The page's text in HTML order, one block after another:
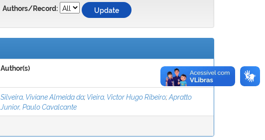
Authors/Record:
Author(s)
Silveira, Viviane Almeida da;Vieira, Victor Hugo Ribeiro;Apratto
Junior, Paulo Cavalcante